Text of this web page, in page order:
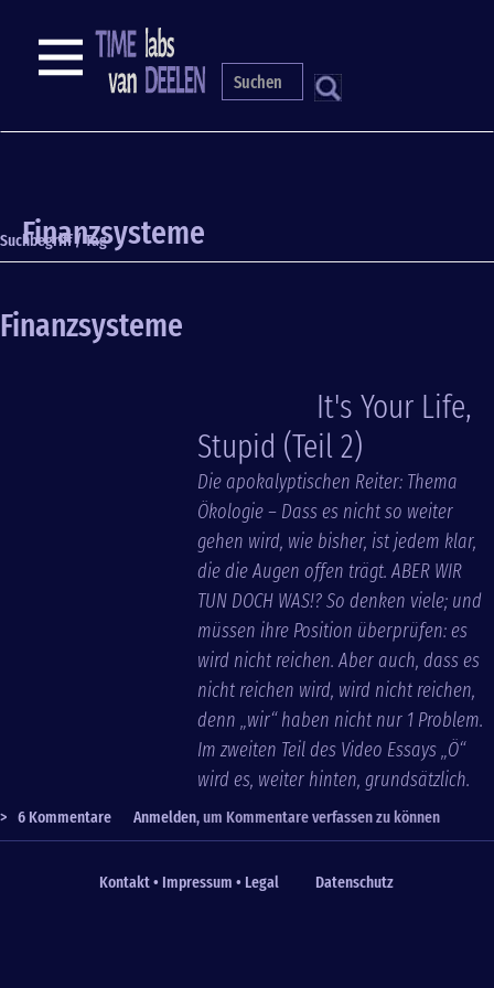
S
NAVIGATION
Finanzsysteme
Suchbegriff / Tag
Finanzsysteme
It's Your Life,
Stupid (Teil 2)
Die apokalyptischen Reiter: Thema
Ökologie – Dass es nicht so weiter
gehen wird, wie bisher, ist jedem klar,
die die Augen offen trägt. ABER WIR
TUN DOCH WAS!? So denken viele; und
müssen ihre Position überprüfen: es
wird nicht reichen. Aber auch, dass es
nicht reichen wird, wird nicht reichen,
denn „wir“ haben nicht nur 1 Problem.
Im zweiten Teil des Video Essays „Ö“
wird es, weiter hinten, grundsätzlich.
> 6 Kommentare Anmelden, um Kommentare verfassen zu können
Fußzeile
Kontakt • Impressum • Legal Datenschutz